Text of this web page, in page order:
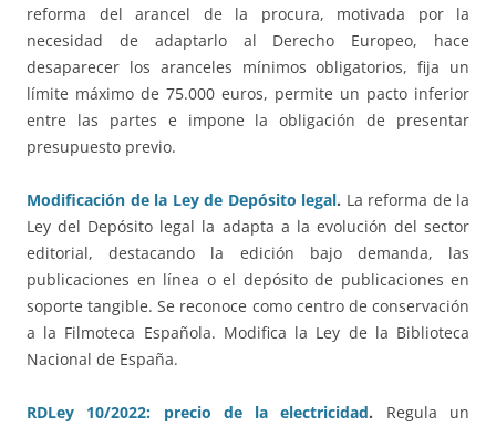
reforma del arancel de la procura, motivada por la
necesidad de adaptarlo al Derecho Europeo, hace
desaparecer los aranceles mínimos obligatorios, fija un
límite máximo de 75.000 euros, permite un pacto inferior
entre las partes e impone la obligación de presentar
presupuesto previo.
Modificación de la Ley de Depósito legal. La reforma de la
Ley del Depósito legal la adapta a la evolución del sector
editorial, destacando la edición bajo demanda, las
publicaciones en línea o el depósito de publicaciones en
soporte tangible. Se reconoce como centro de conservación
a la Filmoteca Española. Modifica la Ley de la Biblioteca
Nacional de España.
RDLey 10/2022: precio de la electricidad. Regula un